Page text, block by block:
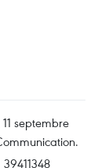
septembre